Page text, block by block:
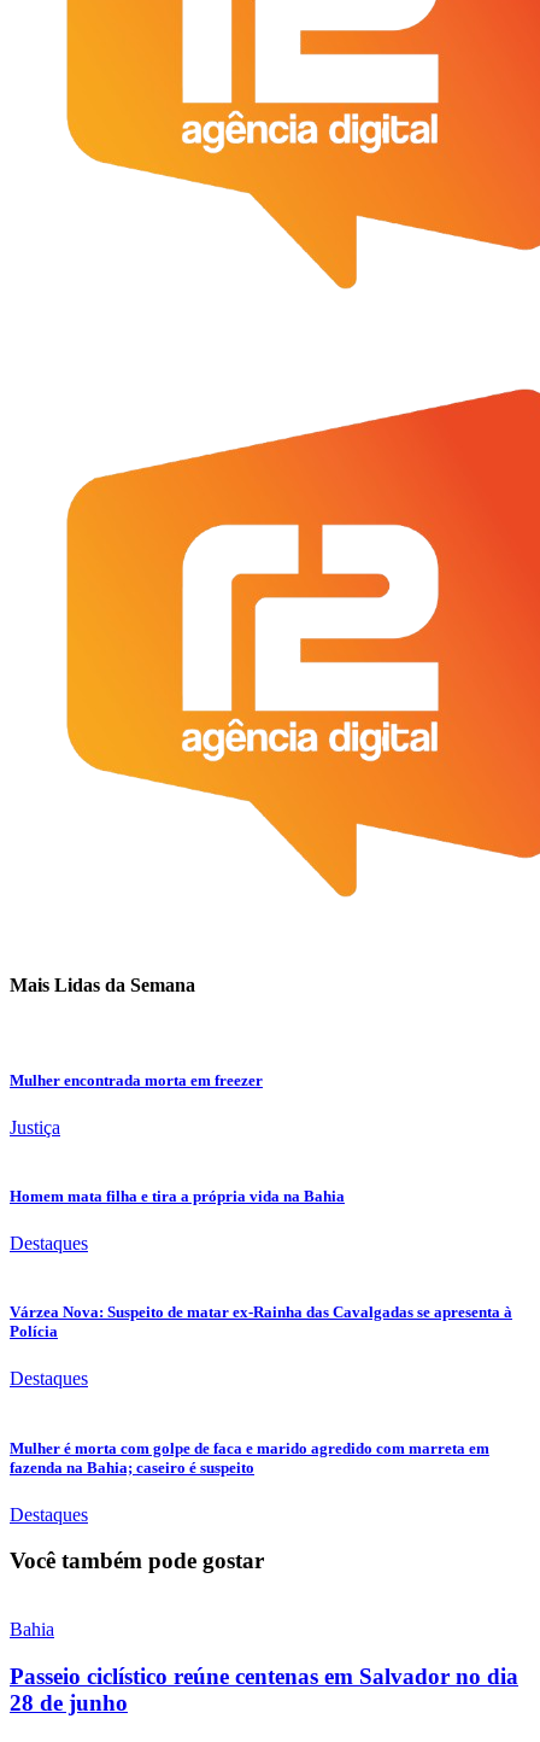
Mais Lidas da Semana
Mulher encontrada morta em freezer
Justiça
Homem mata filha e tira a própria vida na Bahia
Destaques
Várzea Nova: Suspeito de matar ex-Rainha das Cavalgadas se apresenta à
Polícia
Destaques
Mulher é morta com golpe de faca e marido agredido com marreta em
fazenda na Bahia; caseiro é suspeito
Destaques
Você também pode gostar
Bahia
Passeio ciclístico reúne centenas em Salvador no dia
28 de junho